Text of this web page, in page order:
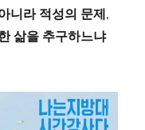
니라 적성의 문제,
삶을 추구하느냐